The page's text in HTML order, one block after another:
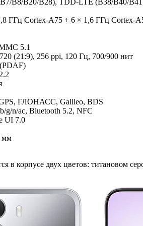
B7/B8/B20/B28), TDD-LTE (B38/B40/
ГГц Cortex-A75 + 6 × 1,6 ГГц Cortex-
5.1
(21:9), 256 ppi, 120 Гц, 700/900 нит
ГЛОНАСС, Galileo, BDS
g/n/ac, Bluetooth 5.2, NFC
UI 7.0
мм
в корпусе двух цветов: титановом